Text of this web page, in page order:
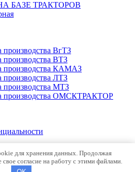
БАЗЕ ТРАКТОРОВ
производства ВгТЗ
производства ВТЗ
производства КАМАЗ
производства ЛТЗ
производства МТЗ
производства ОМСКТРАКТОР
для хранения данных. Продолжая
согласие на работу с этими файлами.